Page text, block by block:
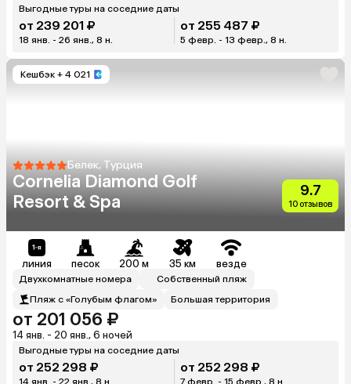
Выгодные туры на соседние даты
от 239 201 ₽
18 янв. - 26 янв., 8 н.
от 255 487 ₽
5 февр. - 13 февр., 8 н.
Кешбэк + 4 021
Белек, Турция
Cornelia Diamond Golf
Resort & Spa
9.7
10 отзывов
линия песок 200 м 35 км везде
Двухкомнатные номера
Собственный пляж
Пляж с «Голубым флагом»
Большая территория
от 201 056 ₽
14 янв. - 20 янв., 6 ночей
Выгодные туры на соседние даты
от 252 298 ₽
14 янв. - 22 янв., 8 н.
от 252 298 ₽
7 февр. - 15 февр., 8 н.